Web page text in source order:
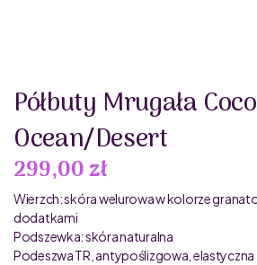
Półbuty Mrugała Coco
Ocean/Desert
299,00 zł
Wierzch: skóra welurowa w kolorze
dodatkami
Podszewka: skóra naturalna
Podeszwa TR, antypoślizgowa, elastyczna